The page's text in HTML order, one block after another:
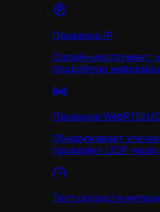
Проверка IP
Онлайн-инструмент,
подробную
Проверка WebRTC/
Обнаруживает
проверяет UDP
Тест скорости